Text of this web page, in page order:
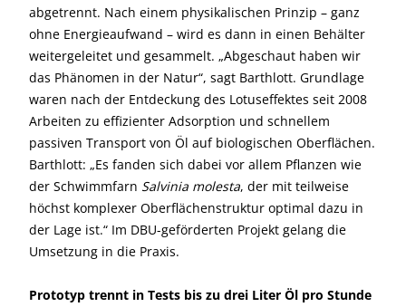
abgetrennt. Nach einem physikalischen Prinzip – ganz
ohne Energieaufwand – wird es dann in einen Behälter
weitergeleitet und gesammelt. „Abgeschaut haben wir
das Phänomen in der Natur“, sagt Barthlott. Grundlage
waren nach der Entdeckung des Lotuseffektes seit 2008
Arbeiten zu effizienter Adsorption und schnellem
passiven Transport von Öl auf biologischen Oberflächen.
Barthlott: „Es fanden sich dabei vor allem Pflanzen wie
der Schwimmfarn Salvinia molesta, der mit teilweise
höchst komplexer Oberflächenstruktur optimal dazu in
der Lage ist.“ Im DBU-geförderten Projekt gelang die
Umsetzung in die Praxis.
Prototyp trennt in Tests bis zu drei Liter Öl pro Stunde